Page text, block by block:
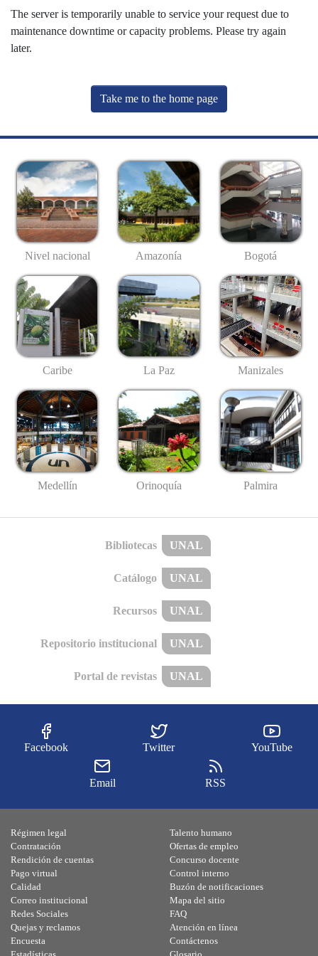
The server is temporarily unable to service your request due to
maintenance downtime or capacity problems. Please try again
later.
Take me to the home page
Nivel nacional Amazonía Bogotá
Caribe La Paz Manizales
Medellín Orinoquía Palmira
Bibliotecas UNAL
Catálogo UNAL
Recursos UNAL
Repositorio institucional UNAL
Portal de revistas UNAL
Facebook Twitter YouTube
Email RSS
Régimen legal
Contratación
Rendición de cuentas
Pago virtual
Calidad
Talento humano
Ofertas de empleo
Concurso docente
Control interno
Buzón de notificaciones
Correo institucional
Redes Sociales
Quejas y reclamos
Encuesta
Mapa del sitio
FAQ
Atención en línea
Contáctenos